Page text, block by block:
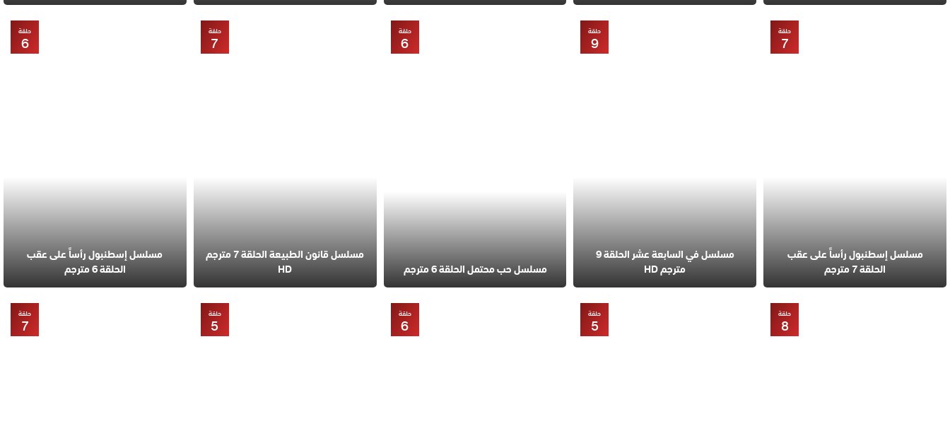
مسلسل إسطنبول رأساً على عقب
الحلقة 7 مترجم
حلقة
7
مسلسل في السابعة عشر الحلقة 9
مترجم HD
حلقة
9
مسلسل حب محتمل الحلقة 6 مترجم
حلقة
6
مسلسل قانون الطبيعة الحلقة 7 مترجم
HD
حلقة
7
مسلسل إسطنبول رأساً على عقب
الحلقة 6 مترجم
حلقة
6
حلقة
8
حلقة
5
حلقة
6
حلقة
5
حلقة
7